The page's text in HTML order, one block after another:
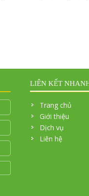
LIÊN KẾT
Trang chủ
Giới thiệu
Dịch vụ
Liên hệ